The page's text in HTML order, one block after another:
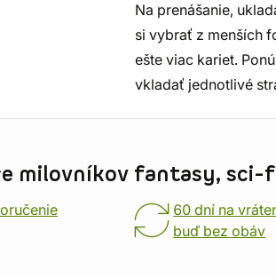
Na prenášanie,
si vybrať z menších
ešte viac kariet.
vkladať jednotlivé
milovníkov fantasy, sci-
60 dní na
buď bez obáv